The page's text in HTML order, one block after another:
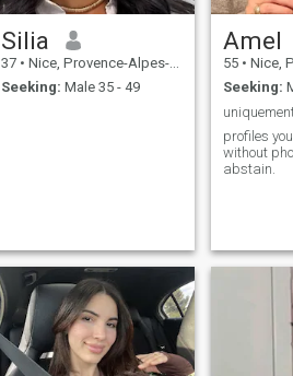
Silia
37 • Nice, Provence-Alpes-Côte d'Azur, France
Seeking: Male 35 - 49
Amel
55 • Nice,
Seeking:
profiles
without
abstain.